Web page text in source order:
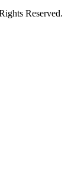
Reserved.